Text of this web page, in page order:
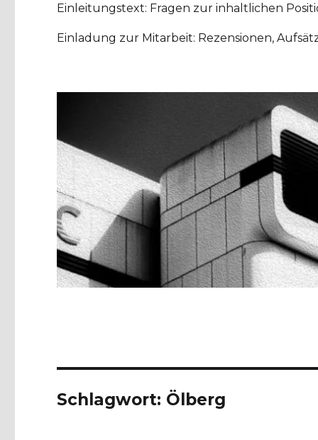
Einleitungstext: Fragen zur inhaltlichen
Einladung zur Mitarbeit: Rezensionen,
Schlagwort: Ölberg